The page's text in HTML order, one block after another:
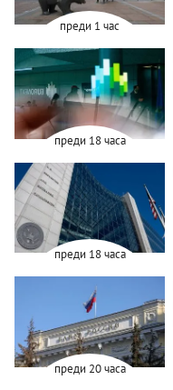
преди 1 час
преди 18 часа
преди 18 часа
преди 20 часа